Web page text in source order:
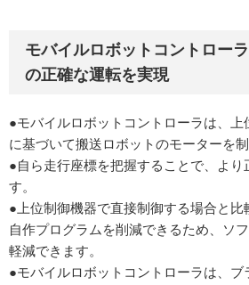
モバイルロボットコントロー
の正確な運転を実現
●モバイルロボットコントローラは、上
に基づいて搬送ロボットのモーターを制
●自ら走行座標を把握することで、より
す。
●上位制御機器で直接制御する場合と
自作プログラムを削減できるため、ソ
軽減できます。
●モバイルロボットコントローラは、ブ